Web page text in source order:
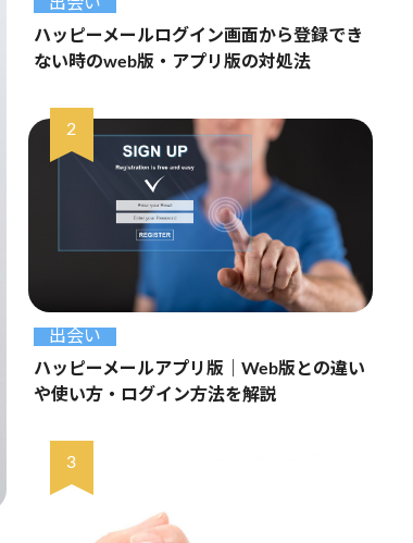
ハッピーメールログイン画面から登録でき
ない時のweb版・アプリ版の対処法
出会い
ハッピーメールアプリ版｜Web版との違い
や使い方・ログイン方法を解説